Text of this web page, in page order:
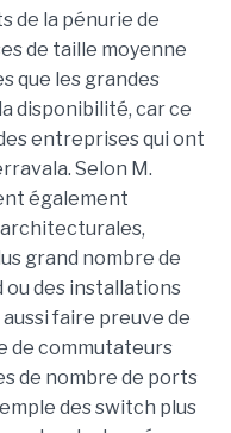
de la pénurie de
de taille moyenne
que les grandes
disponibilité, car ce
entreprises qui ont
Selon M.
également
grand nombre de
ou des installations
faire preuve de
de commutateurs
de nombre de ports
des switch plus